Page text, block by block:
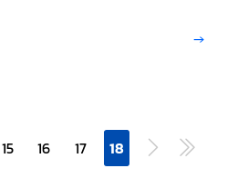
→
15 16 17 18